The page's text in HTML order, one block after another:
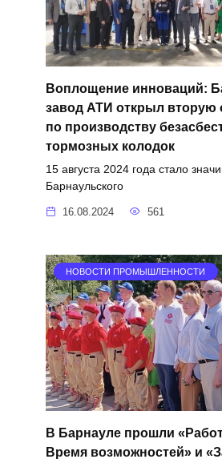
Воплощение инноваций:
завод АТИ открыл вторую
по производству
тормозных колодок
15 августа 2024 года стало
Барнаульского
16.08.2024 561
НОВОСТИ ПРОМЫШЛЕННОСТИ
В Барнауле прошли
Время возможностей» и